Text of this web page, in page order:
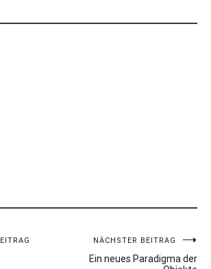
NÄCHSTER BEITRAG
Ein neues Paradigma der